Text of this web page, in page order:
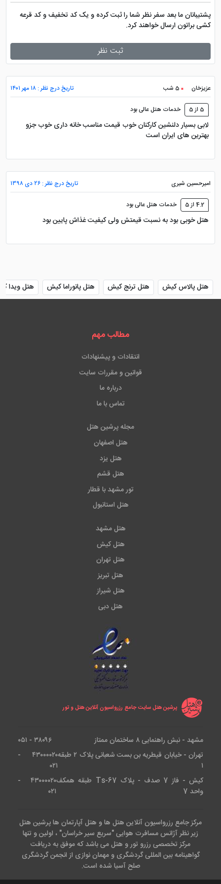
پشتیبانان ما بعد سفر نظر شما را ثبت کرده و یک کد تخفیف و کد قرعه
کشی براتون ارسال خواهند کرد.
ثبت نظر
عزیزخان 5 شب تاریخ درج نظر : ۱۸ مهر ۱۴۰۱
5 از 5 خدمات هتل عالی بود
لابی بسیار دلنشین کارکنان خوب قیمت مناسب خانه داری خوب جزو
بهترین های ایران است
امیرحسین شیری تاریخ درج نظر : ۲۶ دی ۱۳۹۸
4.2 از 5 خدمات هتل عالی بود
هتل خوبی بود به نسبت قیمتش ولی کیفیت غذاش پایین بود
هتل پالاس کیش هتل ترنج کیش هتل پانوراما کیش هتل ویدا
مطالب مهم
انتقادات و پیشنهادات
قوانین و مقررات سایت
درباره ما
تماس با ما
مجله پرشین هتل
هتل اصفهان
هتل یزد
هتل قشم
تور مشهد با قطار
هتل استانبول
هتل مشهد
هتل کیش
هتل تهران
هتل تبریز
هتل شیراز
هتل دبی
پرشین هتل سایت جامع رزرواسیون آنلاین هتل و تور
مشهد - نبش راهنمایی ۸ ساختمان ممتاز
۳۸۰۹۶ - ۰۵۱
تهران - خیابان قیطریه بن بست شعبانی پلاک ۲ طبقه
۱
۴۳۰۰۰۰۲۰ -
۰۲۱
کیش - فاز 7 صدف - پلاک Ts-67 طبقه همکف
واحد 7
۴۳۰۰۰۰۲۰ -
۰۲۱
مرکز جامع رزرواسیون آنلاین هتل ها و هتل آپارتمان ها پرشین هتل
زیر نظر آژانس مسافرت هوایی "سریع سیر خراسان" ، اولین و تنها
مرکز تخصصی رزرو تور و هتل می باشد که موفق به دریافت
گواهینامه بین المللی گردشگری و مهمان نوازی از انجمن گردشگری
صلح آسیا شده است.